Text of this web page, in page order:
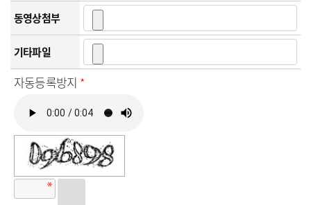
동영상첨부
기타파일
자동등록방지 *